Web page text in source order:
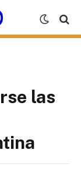
las